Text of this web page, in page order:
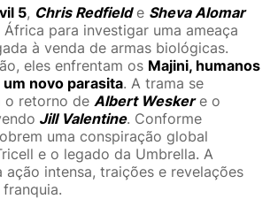
5, Chris Redfielde Sheva Alomar
para investigar uma ameaça
à venda de armas biológicas.
eles enfrentam os Majini, humanos
novo parasita. A trama se
o retorno de Albert Weskere o
Jill Valentine. Conforme
uma conspiração global
e o legado da Umbrella. A
ação intensa, traições e revelações